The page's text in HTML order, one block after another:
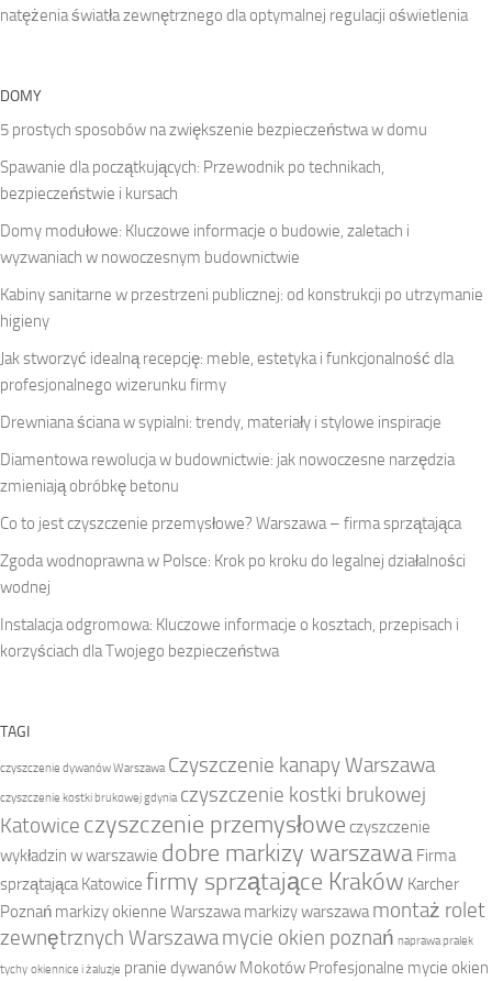
natężenia światła zewnętrznego dla optymalnej regulacji oświetlenia
DOMY
5 prostych sposobów na zwiększenie bezpieczeństwa w domu
Spawanie dla początkujących: Przewodnik po technikach,
bezpieczeństwie i kursach
Domy modułowe: Kluczowe informacje o budowie, zaletach i
wyzwaniach w nowoczesnym budownictwie
Kabiny sanitarne w przestrzeni publicznej: od konstrukcji po utrzymanie
higieny
Jak stworzyć idealną recepcję: meble, estetyka i funkcjonalność dla
profesjonalnego wizerunku firmy
Drewniana ściana w sypialni: trendy, materiały i stylowe inspiracje
Diamentowa rewolucja w budownictwie: jak nowoczesne narzędzia
zmieniają obróbkę betonu
Co to jest czyszczenie przemysłowe? Warszawa – firma sprzątająca
Zgoda wodnoprawna w Polsce: Krok po kroku do legalnej działalności
wodnej
Instalacja odgromowa: Kluczowe informacje o kosztach, przepisach i
korzyściach dla Twojego bezpieczeństwa
TAGI
czyszczenie dywanów Warszawa Czyszczenie kanapy Warszawa
czyszczenie kostki brukowej gdynia czyszczenie kostki brukowej
Katowice czyszczenie przemysłowe czyszczenie
wykładzin w warszawie dobre markizy warszawa Firma
sprzątająca Katowice firmy sprzątające Kraków Karcher
Poznań markizy okienne Warszawa markizy warszawa montaż rolet
zewnętrznych Warszawamycie okien poznań naprawa pralek
tychy okiennice i żaluzje pranie dywanów Mokotów Profesjonalne mycie okien